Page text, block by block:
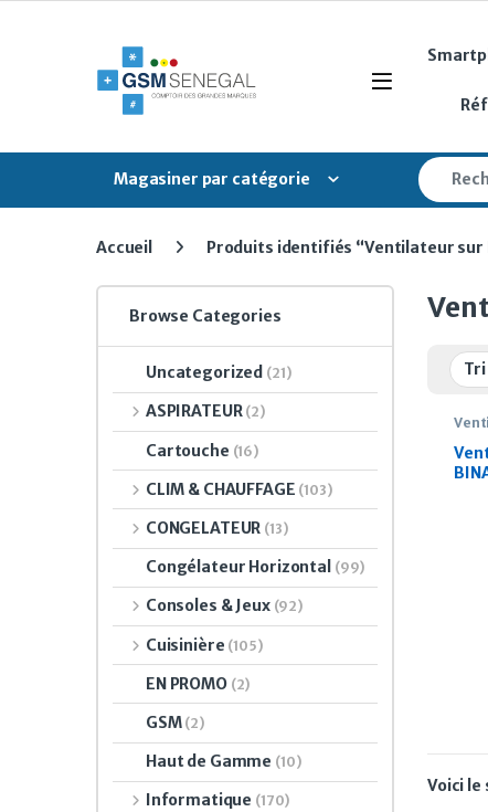
Open
Magasiner par catégorie
Search
Accueil Produits identifiés “Ventilateur sur
Voici
Browse Categories
Uncategorized (21)
ASPIRATEUR (2)
Cartouche (16)
CLIM & CHAUFFAGE (103)
CONGELATEUR (13)
Congélateur Horizontal (99)
Consoles & Jeux (92)
Cuisinière (105)
EN PROMO (2)
GSM (2)
Haut de Gamme (10)
Informatique (170)